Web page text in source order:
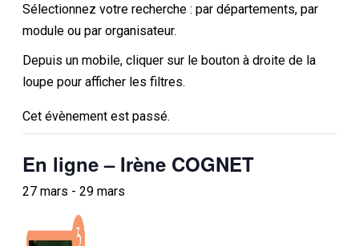
Sélectionnez votre recherche : par départements, par
module ou par organisateur.
Depuis un mobile, cliquer sur le bouton à droite de la
loupe pour afficher les filtres.
Cet évènement est passé.
En ligne – Irène COGNET
27 mars - 29 mars